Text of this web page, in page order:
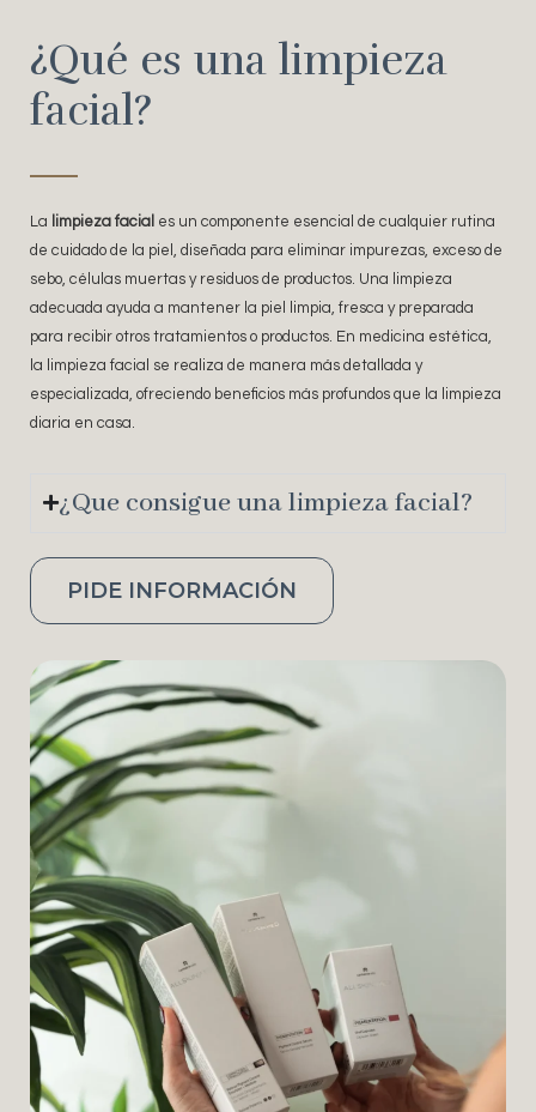
¿Qué es una limpieza
facial?
La limpieza facial es un componente esencial de cualquier rutina
de cuidado de la piel, diseñada para eliminar impurezas, exceso de
sebo, células muertas y residuos de productos. Una limpieza
adecuada ayuda a mantener la piel limpia, fresca y preparada
para recibir otros tratamientos o productos. En medicina estética,
la limpieza facial se realiza de manera más detallada y
especializada, ofreciendo beneficios más profundos que la limpieza
diaria en casa.
¿Que consigue una limpieza facial?
PIDE INFORMACIÓN